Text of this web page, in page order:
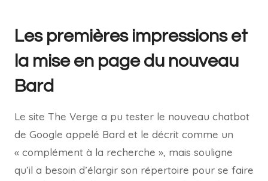
Les premières impressions et
la mise en page du nouveau
Bard
Le site The Verge a pu tester le nouveau chatbot
de Google appelé Bard et le décrit comme un
« complément à la recherche », mais souligne
qu’il a besoin d’élargir son répertoire pour se faire